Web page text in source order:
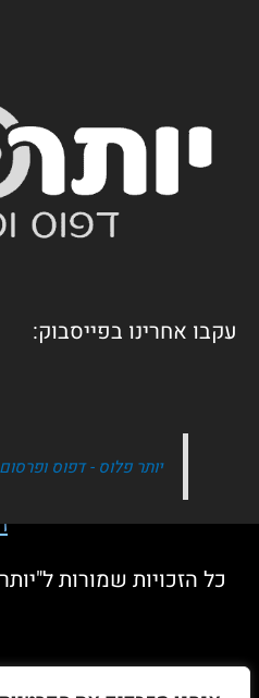
עקבו אחרינו בפייסבוק:
יותר פלוס - דפוס ופרסום
כל הזכויות שמורות
מדיניות פרטיות